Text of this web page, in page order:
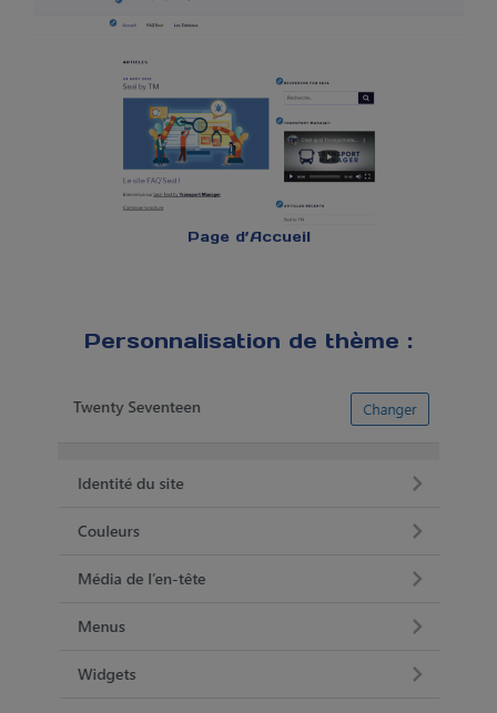
Page d’Accueil
Personnalisation de thème :